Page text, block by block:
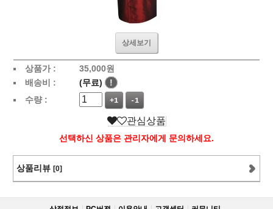
상세보기
상품가 : 35,000원
배송비 :
(무료)
!
수량 :
+1 -1
관심상품
선택하신 상품은 관리자에게 문의하세요.
상품리뷰 [0]